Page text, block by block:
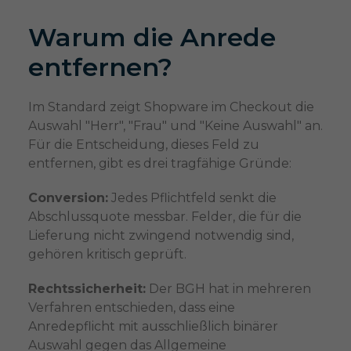
Warum die Anrede
entfernen?
Im Standard zeigt Shopware im Checkout die
Auswahl "Herr", "Frau" und "Keine Auswahl" an.
Für die Entscheidung, dieses Feld zu
entfernen, gibt es drei tragfähige Gründe:
Conversion:Jedes Pflichtfeld senkt die
Abschlussquote messbar. Felder, die für die
Lieferung nicht zwingend notwendig sind,
gehören kritisch geprüft.
Rechtssicherheit:Der BGH hat in mehreren
Verfahren entschieden, dass eine
Anredepflicht mit ausschließlich binärer
Auswahl gegen das Allgemeine